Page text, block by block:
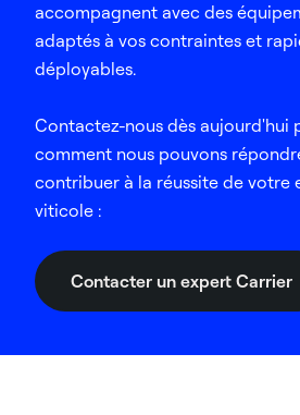
accompagnent avec des
adaptés à vos contraintes et
déployables.
Contactez-nous dès aujourd'hui
comment nous pouvons
contribuer à la réussite de votre
viticole :
Contacter un expert Carrier